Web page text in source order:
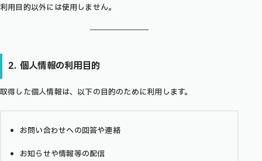
利用目的以外には使用しません。
2. 個人情報の利用目的
取得した個人情報は、以下の目的のために利用します。
お問い合わせへの回答や連絡
お知らせや情報等の配信